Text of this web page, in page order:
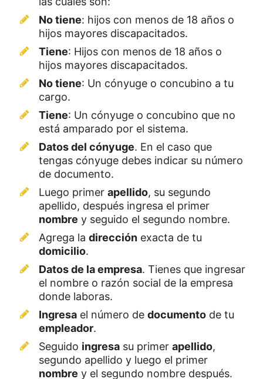
No tiene: hijos con menos de 18 años o
hijos mayores discapacitados.
Tiene: Hijos con menos de 18 años o
hijos mayores discapacitados.
No tiene: Un cónyuge o concubino a tu
cargo.
Tiene: Un cónyuge o concubino que no
está amparado por el sistema.
Datos del cónyuge. En el caso que
tengas cónyuge debes indicar su número
de documento.
Luego primer apellido, su segundo
apellido, después ingresa el primer
nombre y seguido el segundo nombre.
Agrega la dirección exacta de tu
domicilio.
Datos de la empresa. Tienes que ingresar
el nombre o razón social de la empresa
donde laboras.
Ingresa el número de documento de tu
empleador.
Seguido ingresa su primer apellido,
segundo apellido y luego el primer
nombre y el segundo nombre después.